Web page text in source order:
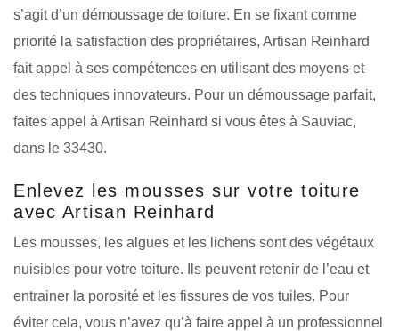
s’agit d’un démoussage de toiture. En se fixant comme
priorité la satisfaction des propriétaires, Artisan Reinhard
fait appel à ses compétences en utilisant des moyens et
des techniques innovateurs. Pour un démoussage parfait,
faites appel à Artisan Reinhard si vous êtes à Sauviac,
dans le 33430.
Enlevez les mousses sur votre toiture
avec Artisan Reinhard
Les mousses, les algues et les lichens sont des végétaux
nuisibles pour votre toiture. Ils peuvent retenir de l’eau et
entrainer la porosité et les fissures de vos tuiles. Pour
éviter cela, vous n’avez qu’à faire appel à un professionnel